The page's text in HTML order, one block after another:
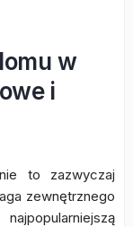
w
i
to zazwyczaj
zewnętrznego